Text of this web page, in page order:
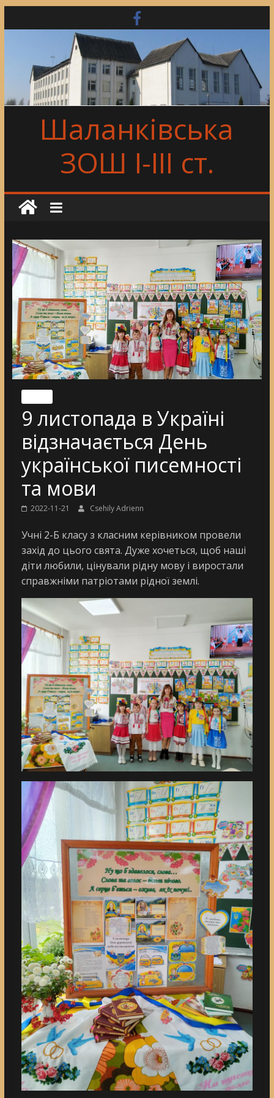
to
Шаланківська
ЗОШ І-ІІІ ст.
9 листопада в Україні
відзначається День
української писемності
та мови
2022-11-21 Csehily Adrienn
Учні 2-Б класу з класним керівником провели
захід до цього свята. Дуже хо­четь­ся, щоб на­ші
ді­ти лю­би­ли, ці­ну­ва­ли рід­ну мо­ву і ви­рос­та­ли
справ­жні­ми пат­рі­ота­ми рід­ної зем­лі.